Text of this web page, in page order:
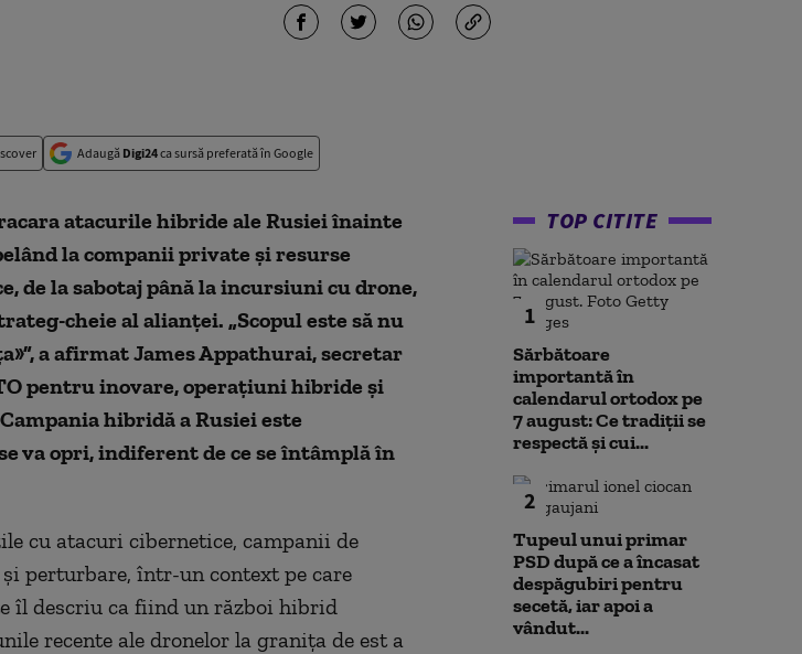
Adaugă Digi24ca sursă preferată în Google
atacurile hibride ale Rusiei înainte
la companii private și resurse
de la sabotaj până la incursiuni cu drone,
cheie al alianței. „Scopul este să nu
a afirmat James Appathurai, secretar
pentru inovare, operațiuni hibride și
hibridă a Rusiei este
va opri, indiferent de ce se întâmplă în
cu atacuri cibernetice, campanii de
perturbare, într-un context pe care
îl descriu ca fiind un război hibrid
recente ale dronelor la granița de est a
TOP CITITE
1
Sărbătoare
importantă în
calendarul ortodox pe
7 august: Ce tradiții se
respectă și cui...
2
Tupeul unui primar
PSD după ce a încasat
despăgubiri pentru
secetă, iar apoi a
vândut...